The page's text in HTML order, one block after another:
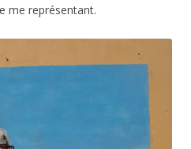
me représentant.